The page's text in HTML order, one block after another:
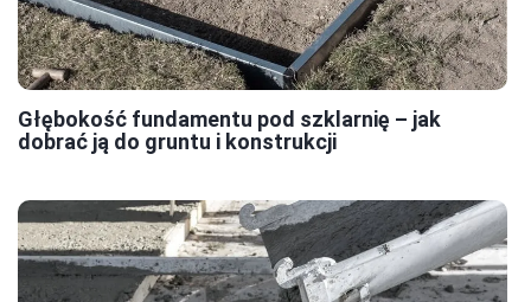
Głębokość fundamentu pod szklarnię – jak
dobrać ją do gruntu i konstrukcji